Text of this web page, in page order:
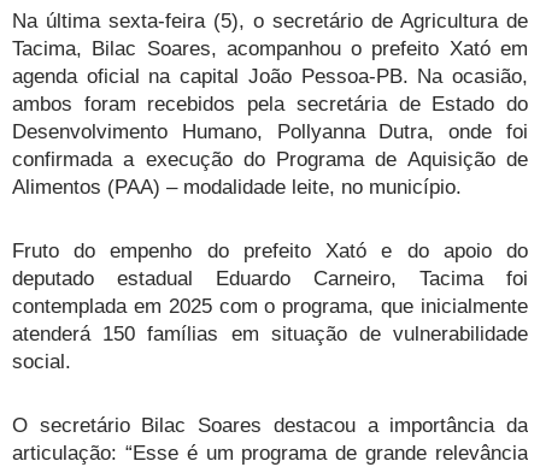
Na última sexta-feira (5), o secretário de Agricultura de
Tacima, Bilac Soares, acompanhou o prefeito Xató em
agenda oficial na capital João Pessoa-PB. Na ocasião,
ambos foram recebidos pela secretária de Estado do
Desenvolvimento Humano, Pollyanna Dutra, onde foi
confirmada a execução do Programa de Aquisição de
Alimentos (PAA) – modalidade leite, no município.
Fruto do empenho do prefeito Xató e do apoio do
deputado estadual Eduardo Carneiro, Tacima foi
contemplada em 2025 com o programa, que inicialmente
atenderá 150 famílias em situação de vulnerabilidade
social.
O secretário Bilac Soares destacou a importância da
articulação: “Esse é um programa de grande relevância